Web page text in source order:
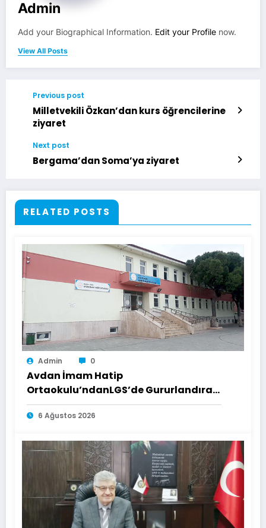
Admin
Add your Biographical Information. Edit your Profile now.
View All Posts
Previous post
Milletvekili Özkan’dan kurs öğrencilerine
ziyaret
Next post
Bergama’dan Soma’ya ziyaret
RELATED POSTS
Admin 0
Avdan İmam Hatip
Ortaokulu’ndanLGS’de Gururlandıran
Başarı
6 Ağustos 2026